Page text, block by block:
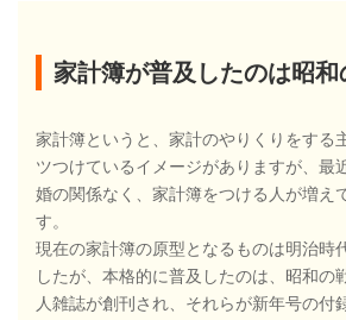
家計簿が普及したのは昭和
家計簿というと、家計のやりくりをする
ツつけているイメージがありますが、最
婚の関係なく、家計簿をつける人が増え
す。
現在の家計簿の原型となるものは明治時
したが、本格的に普及したのは、昭和の
人雑誌が創刊され、それらが新年号の付